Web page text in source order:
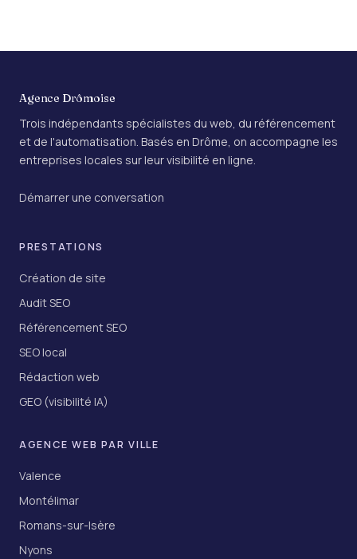
Agence Drômoise
Trois indépendants spécialistes du web, du référencement
et de l'automatisation. Basés en Drôme, on accompagne les
entreprises locales sur leur visibilité en ligne.
Démarrer une conversation
PRESTATIONS
Création de site
Audit SEO
Référencement SEO
SEO local
Rédaction web
GEO (visibilité IA)
AGENCE WEB PAR VILLE
Valence
Montélimar
Romans-sur-Isère
Nyons